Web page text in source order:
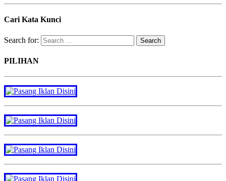
Cari Kata Kunci
Search for:
PILIHAN